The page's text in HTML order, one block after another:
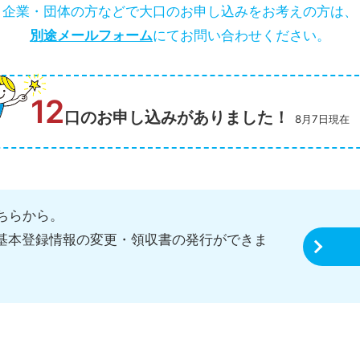
企業・団体の方などで大口のお申し込みをお考えの方は、
別途メールフォームにてお問い合わせください。
12口のお申し込みがありました！ 8月7日現在
から。
本登録情報の変更・領収書の発行ができま